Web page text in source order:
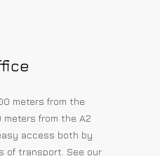
meters from the
from the A2
access both by
of transport. See our